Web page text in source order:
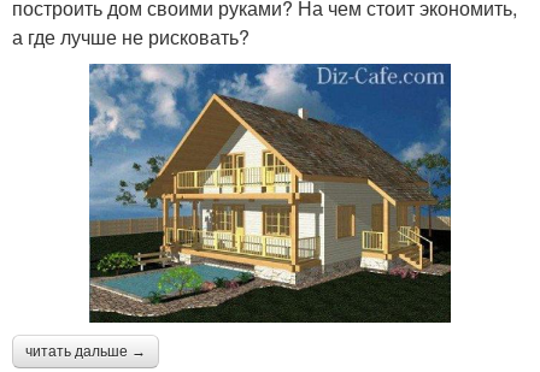
построить дом своими руками? На чем стоит экономить,
а где лучше не рисковать?
читать дальше →